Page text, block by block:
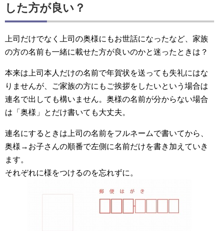
した方が良い？
上司だけでなく上司の奥様にもお世話になったなど、家族
の方の名前も一緒に載せた方が良いのかと迷ったときは？
本来は上司本人だけの名前で年賀状を送っても失礼にはな
りませんが、ご家族の方にもご挨拶をしたいという場合は
連名で出しても構いません。奥様の名前が分からない場合
は「奥様」とだけ書いても大丈夫。
連名にするときは上司の名前をフルネームで書いてから、
奥様→お子さんの順番で左側に名前だけを書き加えていき
ます。
それぞれに様をつけるのを忘れずに。